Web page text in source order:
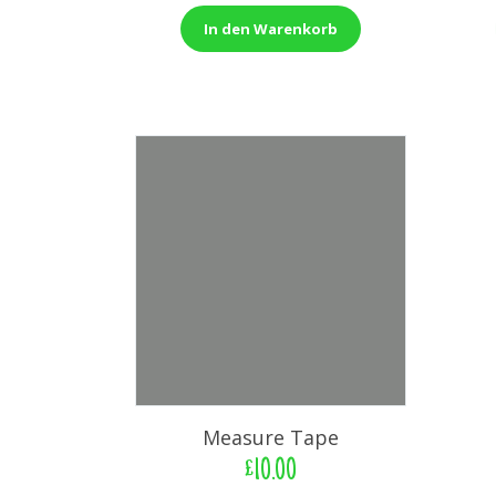
In den Warenkorb
Measure Tape
£10.00